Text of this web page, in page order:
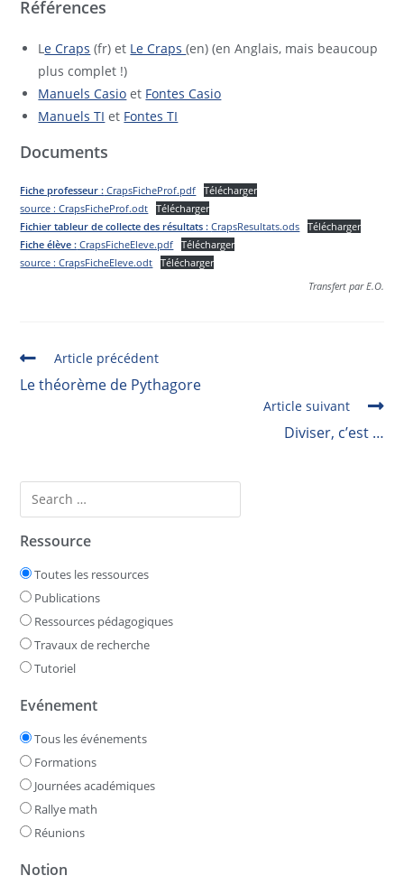
Références
Le Craps (fr) et Le Craps(en) (en Anglais, mais beaucoup
plus complet !)
Manuels Casio et Fontes Casio
Manuels TI et Fontes TI
Documents
Fiche professeur : CrapsFicheProf.pdf Télécharger
source : CrapsFicheProf.odt Télécharger
Fichier tableur de collecte des résultats :CrapsResultats.ods Télécharger
Fiche élève : CrapsFicheEleve.pdf Télécharger
source : CrapsFicheEleve.odt Télécharger
Transfert par E.O.
Article précédent
Le théorème de Pythagore
Article suivant
Diviser, c’est …
Ressource
Toutes les ressources
Publications
Ressources pédagogiques
Travaux de recherche
Tutoriel
Evénement
Tous les événements
Formations
Journées académiques
Rallye math
Réunions
Notion